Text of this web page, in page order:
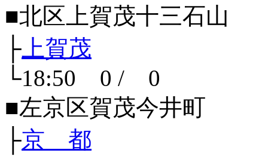
■北区上賀茂十三石山
├ 上賀茂
└18:50 0 / 0
■左京区賀茂今井町
├京 都